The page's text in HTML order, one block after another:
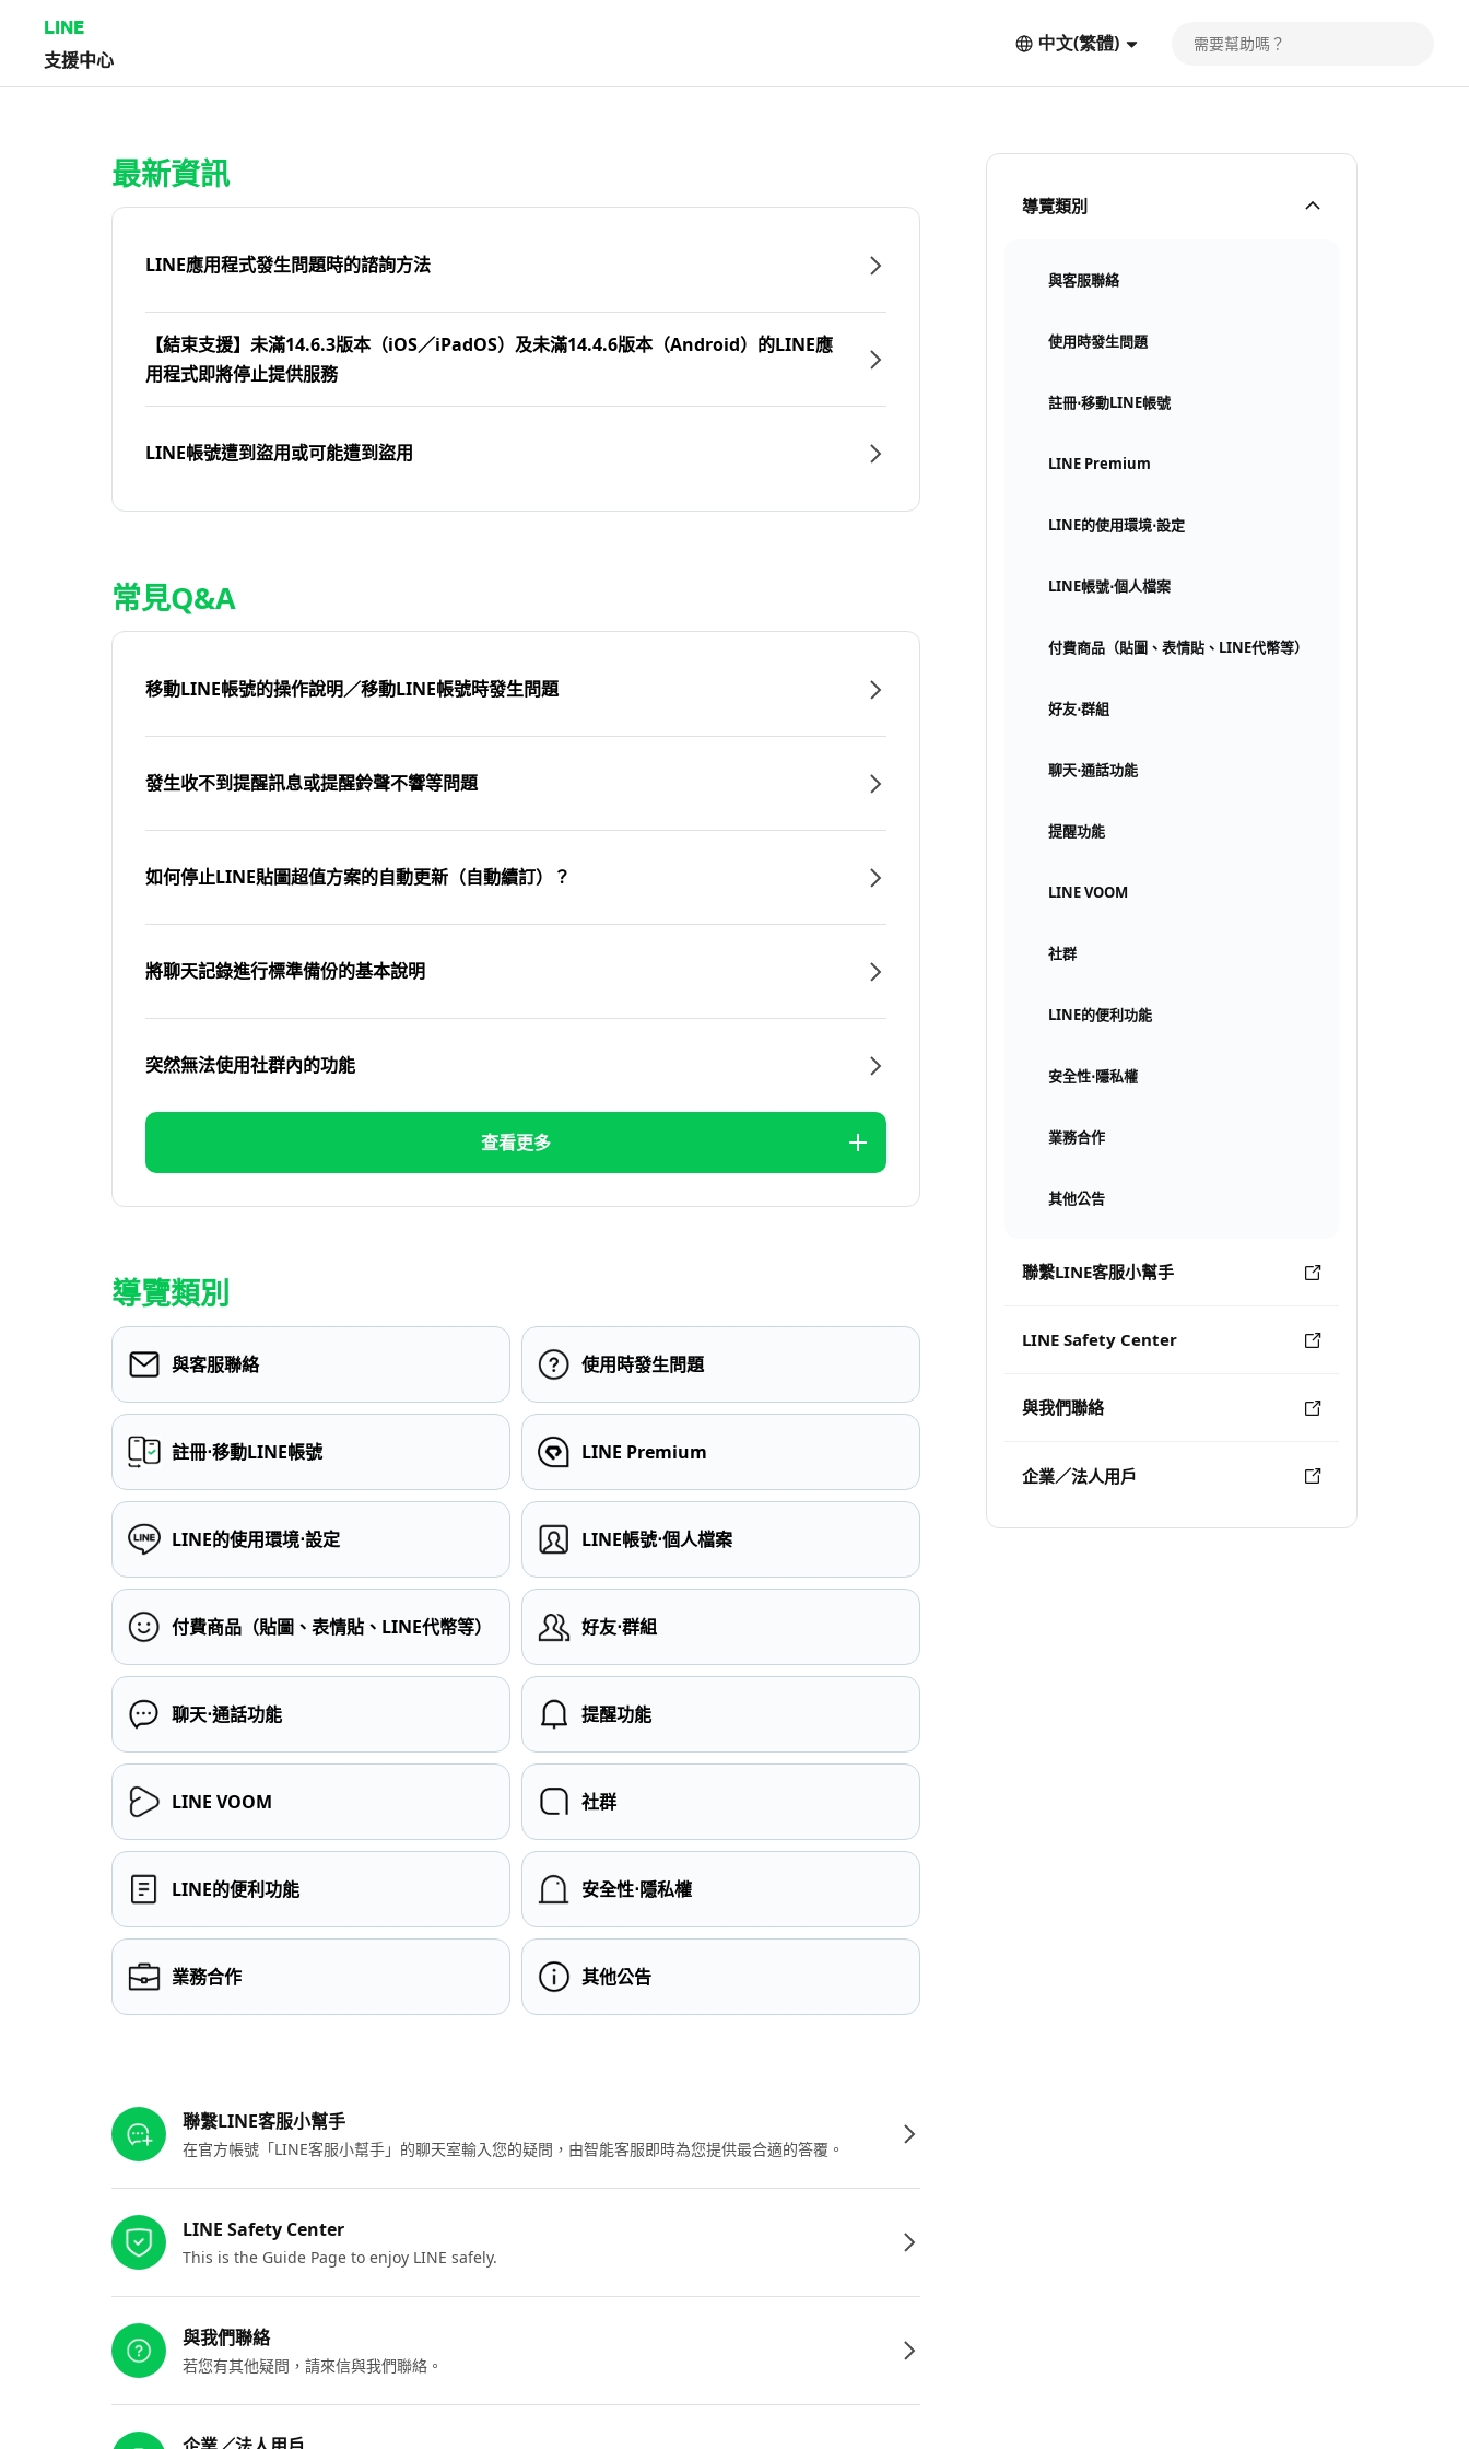
LINE
支援中心
中文(繁體)
導覽類別
與客服聯絡
使用時發生問題
註冊⋅移動LINE帳號
LINE Premium
LINE的使用環境⋅設定
LINE帳號⋅個人檔案
付費商品（貼圖、表情貼、LINE代幣等）
好友⋅群組
聊天⋅通話功能
提醒功能
LINE VOOM
社群
LINE的便利功能
安全性⋅隱私權
業務合作
其他公告
聯繫LINE客服小幫手
LINE Safety Center
與我們聯絡
企業／法人用戶
最新資訊
LINE應用程式發生問題時的諮詢方法
【結束支援】未滿14.6.3版本（iOS／iPadOS）及未滿14.4.6版本（Android）的LINE應
用程式即將停止提供服務
LINE帳號遭到盜用或可能遭到盜用
常見Q&A
移動LINE帳號的操作說明／移動LINE帳號時發生問題
發生收不到提醒訊息或提醒鈴聲不響等問題
如何停止LINE貼圖超值方案的自動更新（自動續訂）？
將聊天記錄進行標準備份的基本說明
突然無法使用社群內的功能
查看更多
導覽類別
與客服聯絡 使用時發生問題
註冊⋅移動LINE帳號 LINE Premium
LINE的使用環境⋅設定 LINE帳號⋅個人檔案
付費商品（貼圖、表情貼、LINE代幣等） 好友⋅群組
聊天⋅通話功能 提醒功能
LINE VOOM 社群
LINE的便利功能 安全性⋅隱私權
業務合作 其他公告
聯繫LINE客服小幫手
在官方帳號「LINE客服小幫手」的聊天室輸入您的疑問，由智能客服即時為您提供最合適的答覆。
LINE Safety Center
This is the Guide Page to enjoy LINE safely.
與我們聯絡
若您有其他疑問，請來信與我們聯絡。